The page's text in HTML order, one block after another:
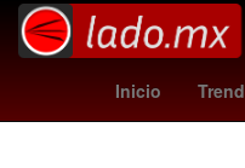
Inicio Cohete